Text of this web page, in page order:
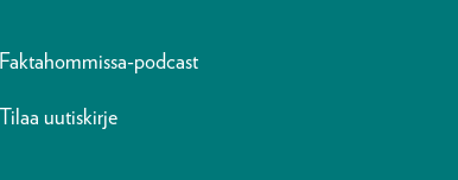
Faktahommissa-podcast
Tilaa uutiskirje